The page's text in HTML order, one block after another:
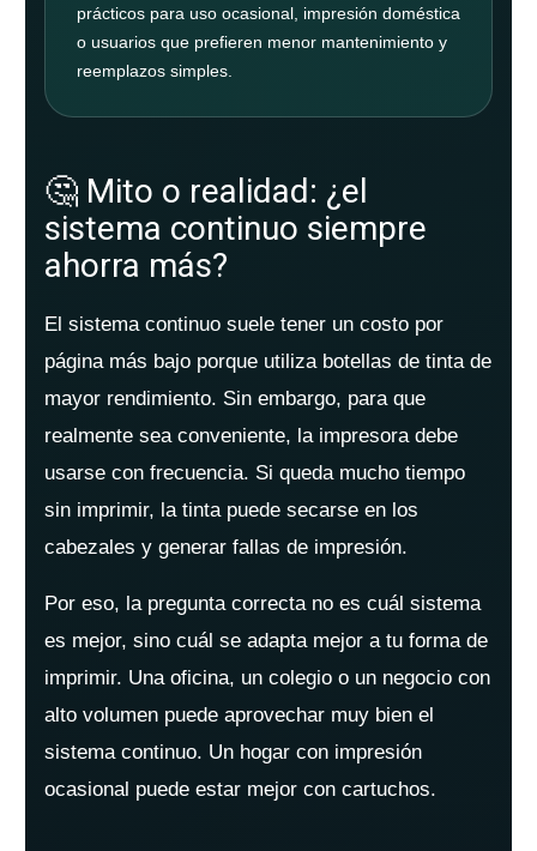
prácticos para uso ocasional, impresión doméstica
o usuarios que prefieren menor mantenimiento y
reemplazos simples.
🤔 Mito o realidad: ¿el
sistema continuo siempre
ahorra más?
El sistema continuo suele tener un costo por
página más bajo porque utiliza botellas de tinta de
mayor rendimiento. Sin embargo, para que
realmente sea conveniente, la impresora debe
usarse con frecuencia. Si queda mucho tiempo
sin imprimir, la tinta puede secarse en los
cabezales y generar fallas de impresión.
Por eso, la pregunta correcta no es cuál sistema
es mejor, sino cuál se adapta mejor a tu forma de
imprimir. Una oficina, un colegio o un negocio con
alto volumen puede aprovechar muy bien el
sistema continuo. Un hogar con impresión
ocasional puede estar mejor con cartuchos.